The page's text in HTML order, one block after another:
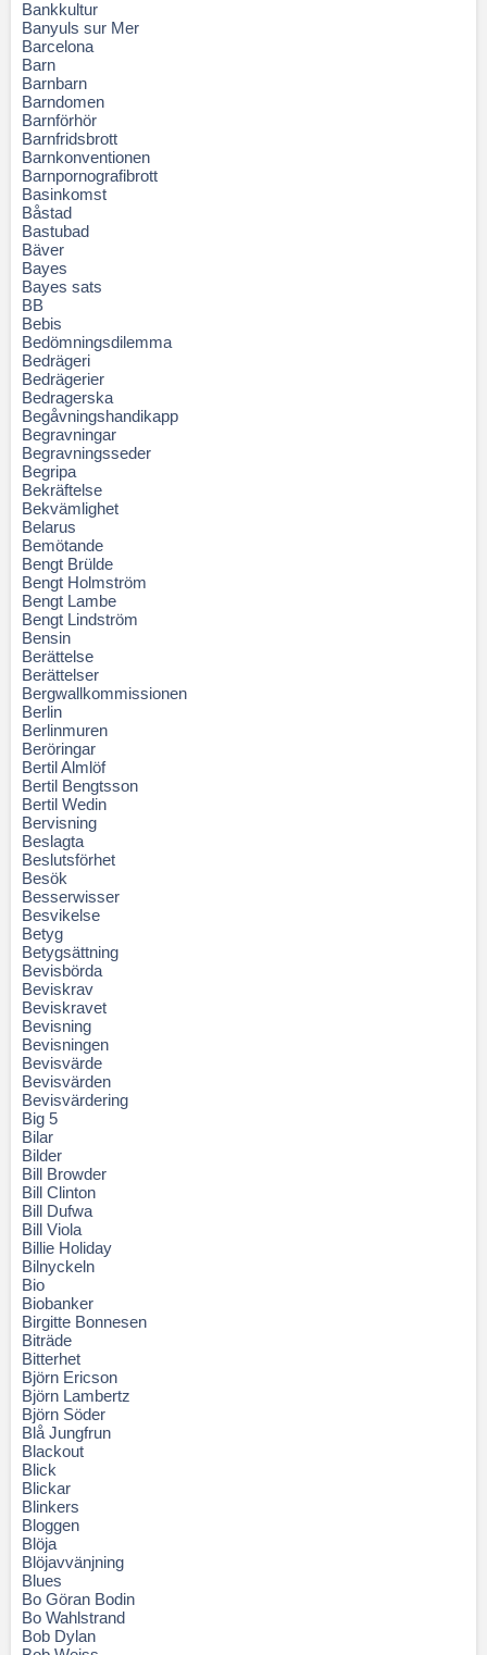
Bankkultur
Banyuls sur Mer
Barcelona
Barn
Barnbarn
Barndomen
Barnförhör
Barnfridsbrott
Barnkonventionen
Barnpornografibrott
Basinkomst
Båstad
Bastubad
Bäver
Bayes
Bayes sats
BB
Bebis
Bedömningsdilemma
Bedrägeri
Bedrägerier
Bedragerska
Begåvningshandikapp
Begravningar
Begravningsseder
Begripa
Bekräftelse
Bekvämlighet
Belarus
Bemötande
Bengt Brülde
Bengt Holmström
Bengt Lambe
Bengt Lindström
Bensin
Berättelse
Berättelser
Bergwallkommissionen
Berlin
Berlinmuren
Beröringar
Bertil Almlöf
Bertil Bengtsson
Bertil Wedin
Bervisning
Beslagta
Beslutsförhet
Besök
Besserwisser
Besvikelse
Betyg
Betygsättning
Bevisbörda
Beviskrav
Beviskravet
Bevisning
Bevisningen
Bevisvärde
Bevisvärden
Bevisvärdering
Big 5
Bilar
Bilder
Bill Browder
Bill Clinton
Bill Dufwa
Bill Viola
Billie Holiday
Bilnyckeln
Bio
Biobanker
Birgitte Bonnesen
Biträde
Bitterhet
Björn Ericson
Björn Lambertz
Björn Söder
Blå Jungfrun
Blackout
Blick
Blickar
Blinkers
Bloggen
Blöja
Blöjavvänjning
Blues
Bo Göran Bodin
Bo Wahlstrand
Bob Dylan